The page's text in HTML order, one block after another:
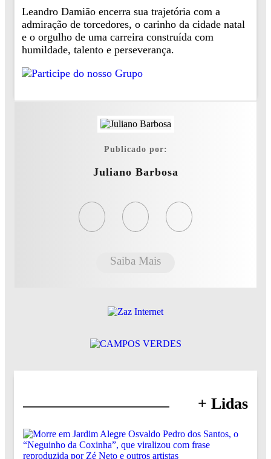
Leandro Damião encerra sua trajetória com a
admiração de torcedores, o carinho da cidade natal
e o orgulho de uma carreira construída com
humildade, talento e perseverança.
Publicado por:
Juliano Barbosa
Saiba Mais
+ Lidas